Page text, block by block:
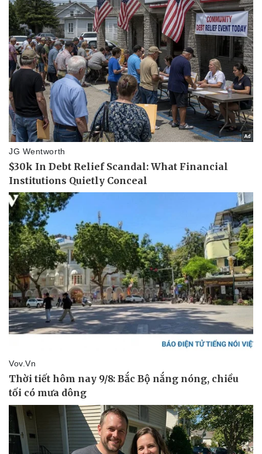
Kinh tế
Bất động sản
Khởi nghiệp
Thị trường
Tiêu dùng
Tỷ giá
Chứng khoán